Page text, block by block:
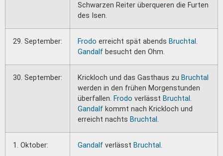
Schwarzen Reiter überqueren die Furten
des Isen.
29. September: Frodo erreicht spät abends Bruchtal .
Gandalf besucht den Ohm.
30. September: Krickloch und das Gasthaus zu Bruchtal
werden in den frühen Morgenstunden
überfallen. Frodo verlässt Bruchtal .
Gandalf kommt nach Krickloch und
erreicht nachts Bruchtal .
1. Oktober: Gandalf verlässt Bruchtal .